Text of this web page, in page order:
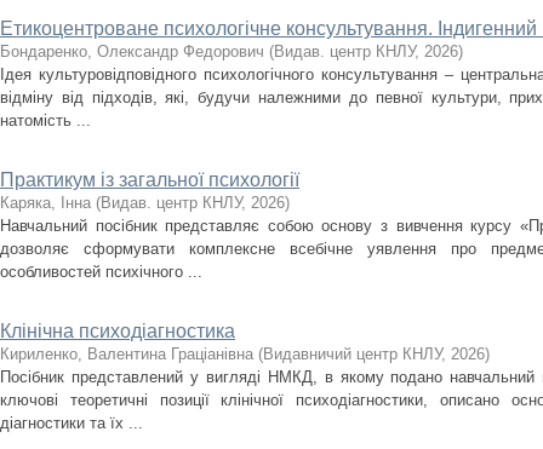
Етикоцентроване психологічне консультування. Індигенний
Бондаренко, Олександр Федорович (Видав. центр КНЛУ, 2026)
Ідея культуровідповідного психологічного консультування –
відміну від підходів, які, будучи належними до певної культури,
натомість ...
Практикум із загальної психології
Каряка, Інна (Видав. центр КНЛУ, 2026)
Навчальний посібник представляє собою основу з вивчення курсу
дозволяє сформувати комплексне всебічне уявлення про
особливостей психічного ...
Клінічна психодіагностика
Кириленко, Валентина Граціанівна (Видавничий центр КНЛУ, 2026)
Посібник представлений у вигляді НМКД, в якому подано навчальний
ключові теоретичні позиції клінічної психодіагностики, описано
діагностики та їх ...